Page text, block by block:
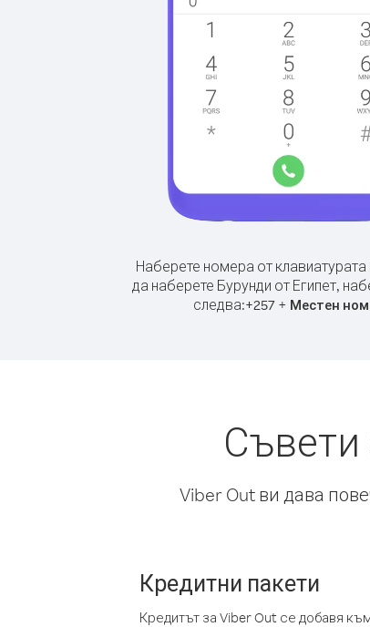
Наберете номера от клавиатурата
да наберете Бурунди от Египет,
следва:+257 + Местен
Съвети
Viber Out ви дава
Кредитни пакети
Кредитът за Viber Out се добавя